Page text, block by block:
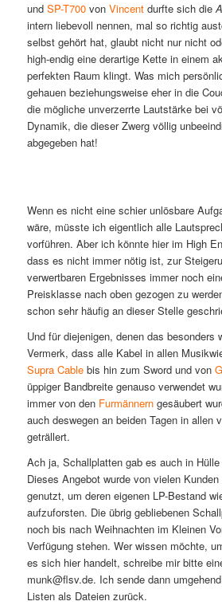
und SP-T700von Vincentdurfte sich die
intern liebevoll nennen, mal so richtig
selbst gehört hat, glaubt nicht nur nicht
high-endig eine derartige Kette in einem
perfekten Raum klingt. Was mich
gehauen beziehungsweise eher in die
die mögliche unverzerrte Lautstärke bei
Dynamik, die dieser Zwerg völlig
abgegeben hat!
Wenn es nicht eine schier unlösbare
wäre, müsste ich eigentlich alle
vorführen. Aber ich könnte hier im High
dass es nicht immer nötig ist, zur
verwertbaren Ergebnisses immer noch
Preisklasse nach oben gezogen zu
schon sehr häufig an dieser Stelle
Und für diejenigen, denen das besonders
Vermerk, dass alle Kabel in allen
Supra Cablebis hin zum Sword und von
üppiger Bandbreite genauso verwendet
immer von den Furmännerngesäubert
auch deswegen an beiden Tagen in allen
geträllert.
Ach ja, Schallplatten gab es auch in
Dieses Angebot wurde von vielen
genutzt, um deren eigenen LP-Bestand
aufzuforsten. Die übrig gebliebenen
noch bis nach Weihnachten im Kleinen
Verfügung stehen. Wer wissen möchte,
es sich hier handelt, schreibe mir bitte
munk@flsv.de. Ich sende dann
Listen als Dateien zurück.